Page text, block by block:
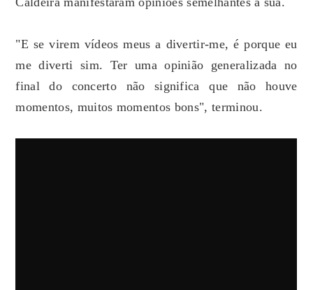
"E se virem vídeos meus a divertir-me, é porque eu
me diverti sim. Ter uma opinião generalizada no
final do concerto não significa que não houve
momentos, muitos momentos bons", terminou.